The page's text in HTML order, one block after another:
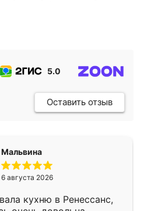
5.0
Оставить отзыв
Мальвина
6 августа 2026
кухню в Ренессанс,